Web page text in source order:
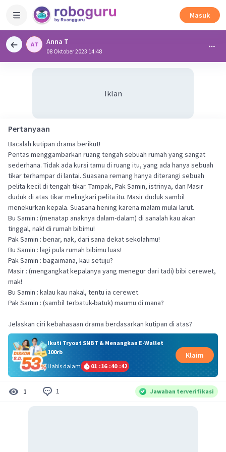
Masuk
Anna T
08 Oktober 2023 14:48
Iklan
Pertanyaan
Bacalah kutipan drama berikut!
Pentas menggambarkan ruang tengah sebuah rumah yang sangat
sederhana. Tidak ada kursi tamu di ruang itu, yang ada hanya sebuah
tikar terhampar di lantai. Suasana remang hanya diterangi sebuah
pelita kecil di tengah tikar. Tampak, Pak Samin, istrinya, dan Masir
duduk di atas tikar melingkari pelita itu. Masir duduk sambil
menekurkan kepala. Suasana hening karena malam mulai larut.
Bu Samin : (menatap anaknya dalam-dalam) di sanalah kau akan
tinggal, nak! di rumah bibimu!
Pak Samin : benar, nak, dari sana dekat sekolahmu!
Bu Samin : lagi pula rumah bibimu luas!
Pak Samin : bagaimana, kau setuju?
Masir : (mengangkat kepalanya yang menegur dari tadi) bibi cerewet,
mak!
Bu Samin : kalau kau nakal, tentu ia cerewet.
Pak Samin : (sambil terbatuk-batuk) maumu di mana?
Jelaskan ciri kebahasaan drama berdasarkan kutipan di atas?
Ikuti Tryout SNBT & Menangkan E-Wallet
100rb
Habis dalam
01 :16 :40 :42
Klaim
1 1 Jawaban terverifikasi